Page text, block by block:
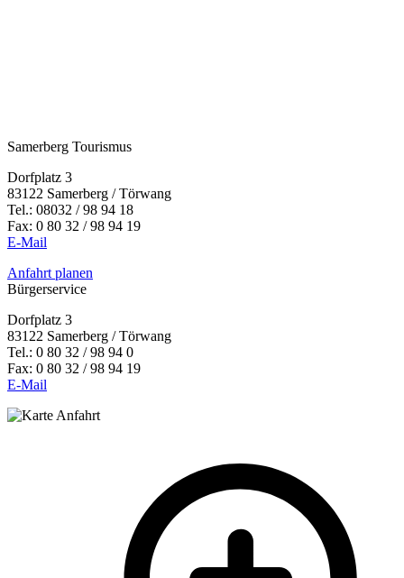
Samerberg Tourismus
Dorfplatz 3
83122 Samerberg / Törwang
Tel.: 08032 / 98 94 18
Fax: 0 80 32 / 98 94 19
E-Mail
Anfahrt planen
Bürgerservice
Dorfplatz 3
83122 Samerberg / Törwang
Tel.: 0 80 32 / 98 94 0
Fax: 0 80 32 / 98 94 19
E-Mail